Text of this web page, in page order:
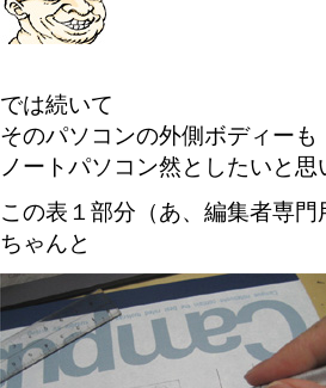
では続いて
そのパソコンの外側ボディーも
ノートパソコン然としたいと思
この表１部分（あ、編集者専
ちゃんと